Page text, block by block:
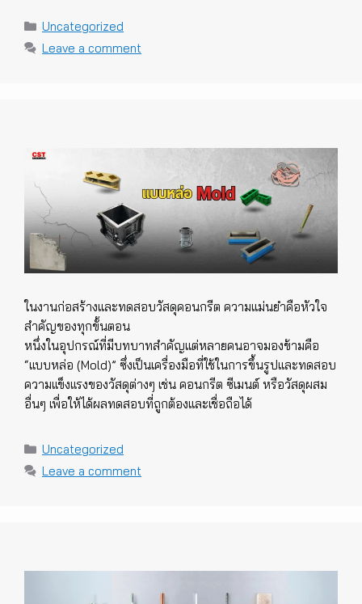
Categories
Uncategorized
Leave a comment
ในงานก่อสร้างและทดสอบวัสดุคอนกรีต ความแม่นยำคือหัวใจ
สำคัญของทุกขั้นตอน
หนึ่งในอุปกรณ์ที่มีบทบาทสำคัญแต่หลายคนอาจมองข้ามคือ
“แบบหล่อ (Mold)” ซึ่งเป็นเครื่องมือที่ใช้ในการขึ้นรูปและทดสอบ
ความแข็งแรงของวัสดุต่างๆ เช่น คอนกรีต ซีเมนต์ หรือวัสดุผสม
อื่นๆ เพื่อให้ได้ผลทดสอบที่ถูกต้องและเชื่อถือได้
Categories
Uncategorized
Leave a comment